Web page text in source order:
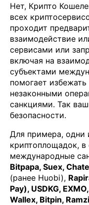
Нет, Крипто
всех
проходит
взаимодействие
сервисами или
включая на
субъектами
помогает
незаконными
санкциями. Так
безопасности.
Для примера, одни
криптоплощадок,
международные
Bitpapa, Suex,
(ранее Huobi),
Pay), USDKG,
Wallex, Bitpin,